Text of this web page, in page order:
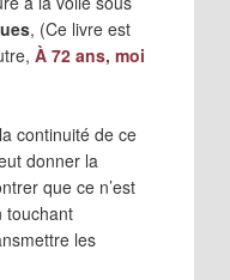
, (Ce livre est
À 72 ans, moi
continuité de ce
donner la
que ce n’est
touchant
les